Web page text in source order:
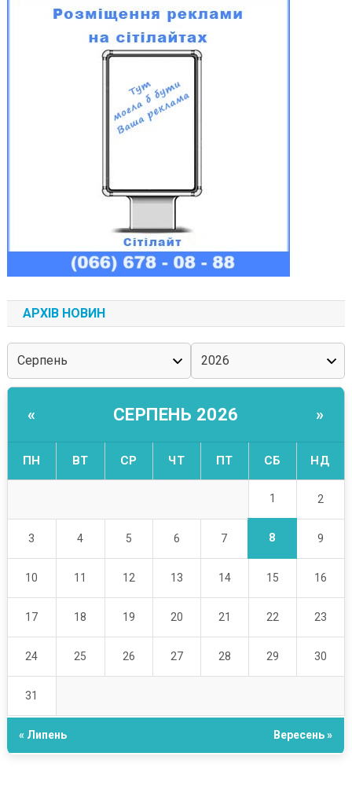
АРХІВ НОВИН
« СЕРПЕНЬ 2026 »
ПН ВТ СР ЧТ ПТ СБ НД
1 2
3 4 5 6 7 8 9
10 11 12 13 14 15 16
17 18 19 20 21 22 23
24 25 26 27 28 29 30
31
« Липень Вересень »